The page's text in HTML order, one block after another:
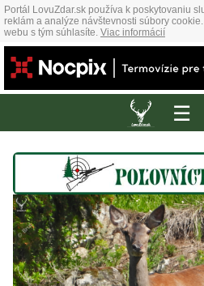
Portál LovuZdar.sk používa k poskytovaniu
reklám a analýze návštevnosti súbory
webu s tým súhlasíte. Viac informácií
☰